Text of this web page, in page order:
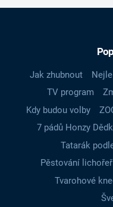
Jak zhubnout
TV program
Kdy budou volby
7 pádů Honzy
Tatarák
Pěstování
Tvarohové